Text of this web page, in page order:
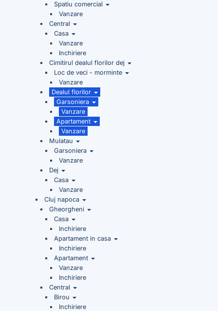
Spatiu comercial
Vanzare
Central
Casa
Vanzare
Inchiriere
Cimitirul dealul florilor dej
Loc de veci - morminte
Vanzare
Dealul florilor
Garsoniera
Vanzare
Apartament
Vanzare
Mulatau
Garsoniera
Vanzare
Dej
Casa
Vanzare
Cluj napoca
Gheorgheni
Casa
Inchiriere
Apartament in casa
Inchiriere
Apartament
Vanzare
Inchiriere
Central
Birou
Inchiriere